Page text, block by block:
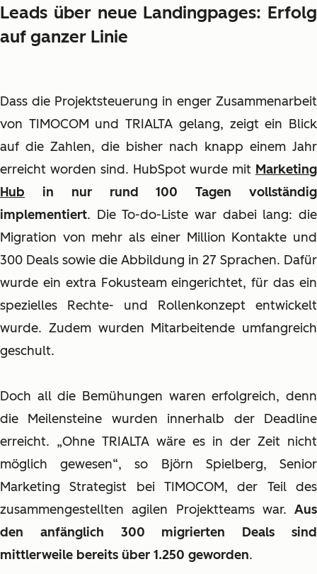
Leads über neue Landingpages: Erfolg
auf ganzer Linie
Dass die Projektsteuerung in enger Zusammenarbeit
von TIMOCOM und TRIALTA gelang, zeigt ein Blick
auf die Zahlen, die bisher nach knapp einem Jahr
erreicht worden sind. HubSpot wurde mit Marketing
Hub
in nur rund 100 Tagen vollständig
implementiert. Die To-do-Liste war dabei lang: die
Migration von mehr als einer Million Kontakte und
300 Deals sowie die Abbildung in 27 Sprachen. Dafür
wurde ein extra Fokusteam eingerichtet, für das ein
spezielles Rechte- und Rollenkonzept entwickelt
wurde. Zudem wurden Mitarbeitende umfangreich
geschult.
Doch all die Bemühungen waren erfolgreich, denn
die Meilensteine wurden innerhalb der Deadline
erreicht. „Ohne TRIALTA wäre es in der Zeit nicht
möglich gewesen“, so Björn Spielberg, Senior
Marketing Strategist bei TIMOCOM, der Teil des
zusammengestellten agilen Projektteams war. Aus
den anfänglich 300 migrierten Deals sind
mittlerweile bereits über 1.250 geworden.